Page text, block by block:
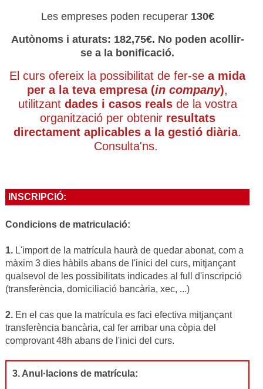
Les empreses poden recuperar130€
Autònoms i aturats: 182,75€. No poden acollir-
se a la bonificació.
El curs ofereix la possibilitat de fer-se a mida
per a la teva empresa (in company),
utilitzant dades i casos realsde la vostra
organització per obtenir resultats
directament aplicables a la gestió diària.
Consulta'ns.
INSCRIPCIÓ:
Condicions de matriculació:
1. L'import de la matrícula haurà de quedar abonat, com a
màxim 3 dies hàbils abans de l'inici del curs, mitjançant
qualsevol de les possibilitats indicades al full d'inscripció
(transferència, domiciliació bancària, xec, ...)
2. En el cas que la matrícula es faci efectiva mitjançant
transferència bancària, cal fer arribar una còpia del
comprovant 48h abans de l'inici del curs.
3. Anul·lacions de matrícula: